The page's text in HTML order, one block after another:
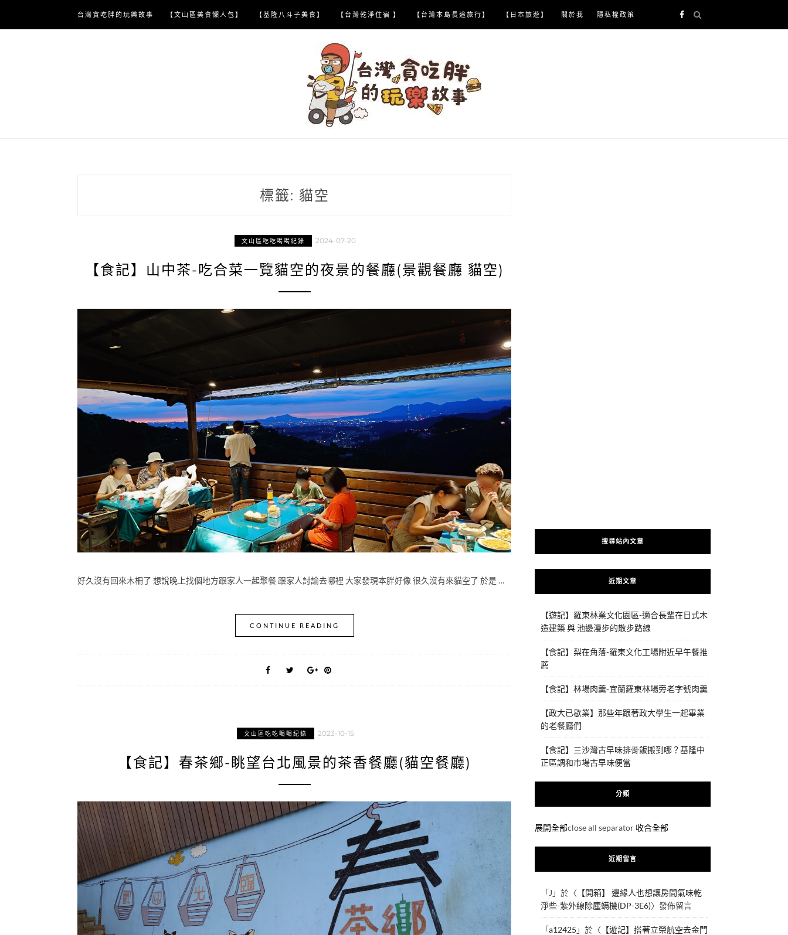
content
台灣貪吃胖的玩樂故事 【文山區美食懶人包】 【基隆八斗子美食】 【台灣乾淨住宿 】 【台灣本島長途旅行】 【日本旅遊】 關於我 隱私權政策
標籤: 貓空
文山區吃吃喝喝紀錄 2024-07-20
【食記】山中茶-吃合菜一覽貓空的夜景的餐廳(景觀餐廳 貓空)
好久沒有回來木柵了 想說晚上找個地方跟家人一起聚餐 跟家人討論去哪裡 大家發現本胖好像 很久沒有來貓空了 於是 …
CONTINUE READING
文山區吃吃喝喝紀錄 2023-10-15
【食記】春茶鄉-眺望台北風景的茶香餐廳(貓空餐廳)
搜尋站內文章
近期文章
【遊記】羅東林業文化園區-適合長輩在日式木
造建築 與 池邊漫步的散步路線
【食記】梨在角落-羅東文化工場附近早午餐推
薦
【食記】林場肉羹-宜蘭羅東林場旁老字號肉羹
【政大已歇業】那些年跟著政大學生一起畢業
的老餐廳們
【食記】三沙灣古早味排骨飯搬到哪？基隆中
正區調和市場古早味便當
分類
展開全部close all separator 收合全部
近期留言
「J 」於〈 【開箱】 邊緣人也想讓房間氣味乾
淨些-紫外線除塵螨機(DP-3E6)〉發佈留言
「a12425 」於〈 【遊記】搭著立榮航空去金門